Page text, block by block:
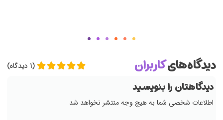
دیدگاه‌هایکاربران (1 دیدگاه)
دیدگاهتان را بنویسید
اطلاعات شخصی شما به هیچ وجه منتشر نخواهد شد